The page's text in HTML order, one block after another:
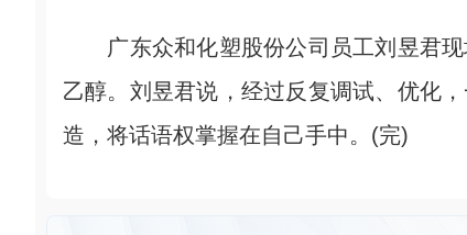
广东众和化塑股份公司员工刘昱君现
乙醇。刘昱君说，经过反复调试、优化
造，将话语权掌握在自己手中。(完)